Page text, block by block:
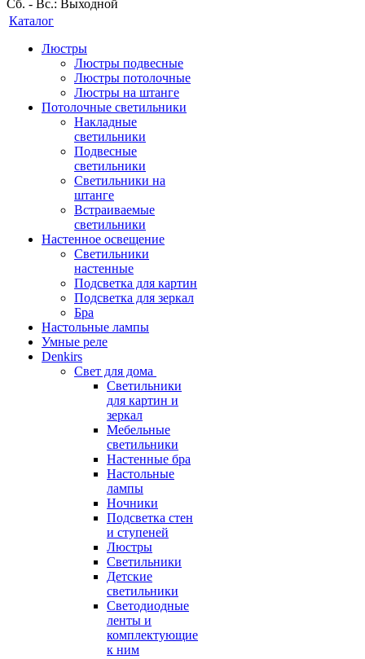
Сб. - Вс.: Выходной
Каталог
Люстры
Люстры подвесные
Люстры потолочные
Люстры на штанге
Потолочные светильники
Накладные
светильники
Подвесные
светильники
Светильники на
штанге
Встраиваемые
светильники
Настенное освещение
Светильники
настенные
Подсветка для картин
Подсветка для зеркал
Бра
Настольные лампы
Умные реле
Denkirs
Свет для дома
Светильники
для картин и
зеркал
Мебельные
светильники
Настенные бра
Настольные
лампы
Ночники
Подсветка стен
и ступеней
Люстры
Светильники
Детские
светильники
Светодиодные
ленты и
комплектующие
к ним